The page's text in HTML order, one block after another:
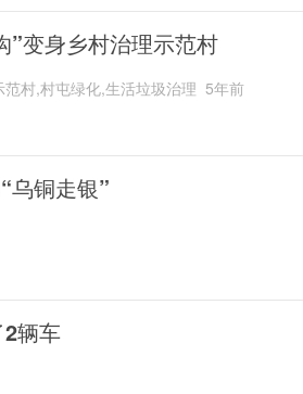
”变身乡村治理示范村
村,村屯绿化,生活垃圾治理 5年前
乌铜走银”
辆车